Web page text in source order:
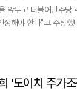
앞두고 더불어민주
우회(회장 한상대 전 검찰총장)와 역
영장 청구권과 기
'도이치 주가